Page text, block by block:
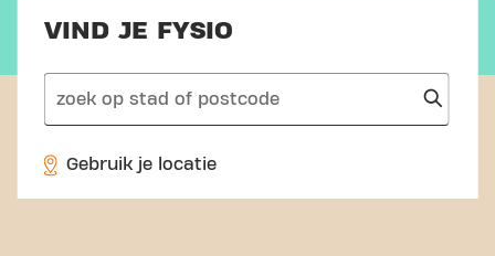
VIND JE FYSIO
search
Gebruik je locatie